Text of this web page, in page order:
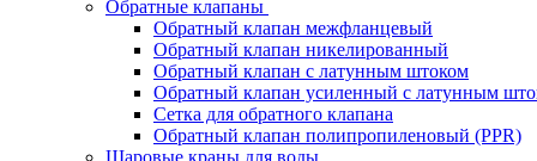
Обратные клапаны
Обратный клапан межфланцевый
Обратный клапан никелированный
Обратный клапан с латунным штоком
Обратный клапан усиленный с латунным
Сетка для обратного клапана
Обратный клапан полипропиленовый (PPR)
Шаровые краны для воды